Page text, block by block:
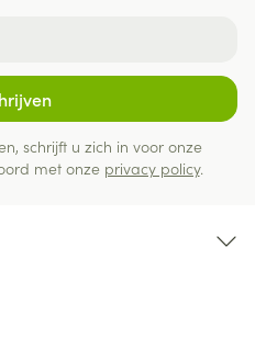
schrijft u zich in voor onze
met onze privacy policy.